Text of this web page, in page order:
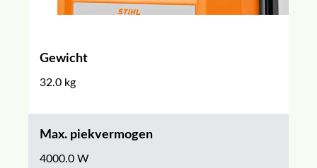
Gewicht
32.0 kg
Max. piekvermogen
4000.0 W